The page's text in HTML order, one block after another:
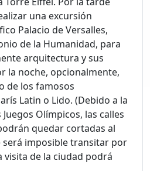
una excursión
Palacio de Versalles,
de la Humanidad, para
arquitectura y sus
la noche, opcionalmente,
de los famosos
Latin o Lido. (Debido a la
Olímpicos, las calles
quedar cortadas al
imposible transitar por
visita de la ciudad podrá